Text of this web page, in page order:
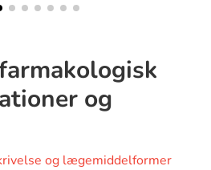
og
og lægemiddelformer